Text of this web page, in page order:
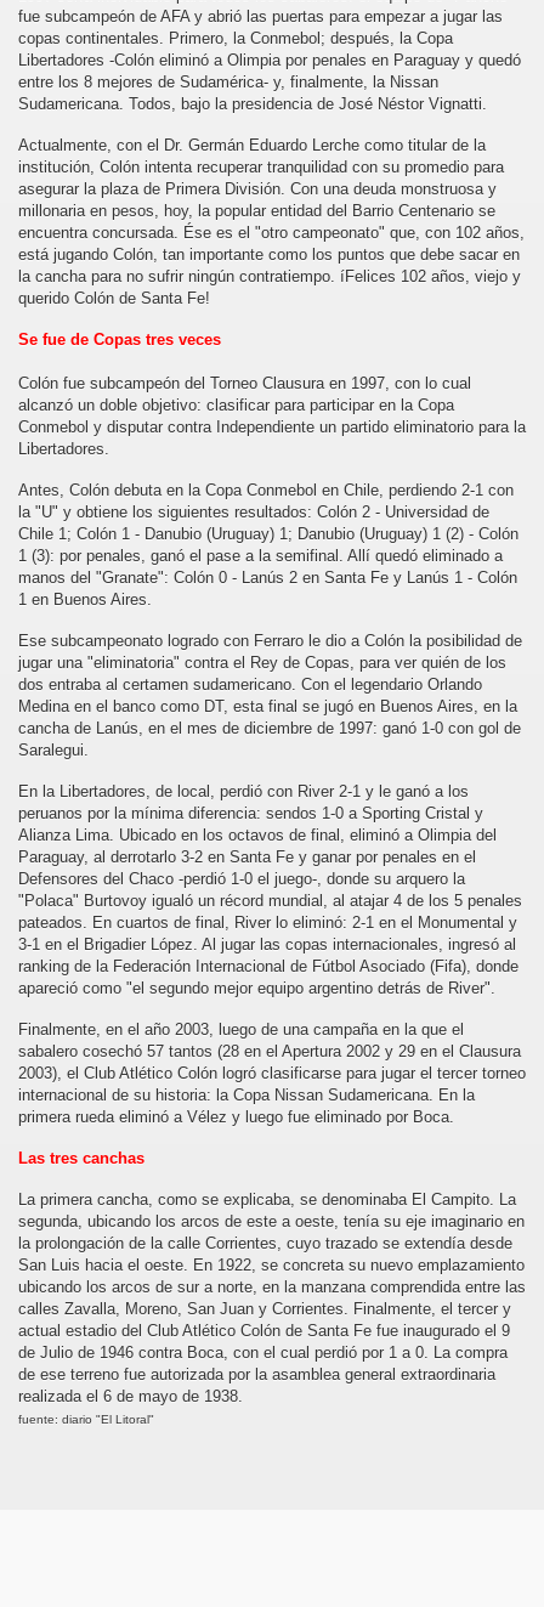
fue subcampeón de AFA y abrió las puertas para empezar a jugar las
copas continentales. Primero, la Conmebol; después, la Copa
Libertadores -Colón eliminó a Olimpia por penales en Paraguay y quedó
entre los 8 mejores de Sudamérica- y, finalmente, la Nissan
Sudamericana. Todos, bajo la presidencia de José Néstor Vignatti.
Actualmente, con el Dr. Germán Eduardo Lerche como titular de la
institución, Colón intenta recuperar tranquilidad con su promedio para
asegurar la plaza de Primera División. Con una deuda monstruosa y
millonaria en pesos, hoy, la popular entidad del Barrio Centenario se
encuentra concursada. Ése es el "otro campeonato" que, con 102 años,
está jugando Colón, tan importante como los puntos que debe sacar en
la cancha para no sufrir ningún contratiempo. íFelices 102 años, viejo y
querido Colón de Santa Fe!
Se fue de Copas tres veces
Colón fue subcampeón del Torneo Clausura en 1997, con lo cual
alcanzó un doble objetivo: clasificar para participar en la Copa
Conmebol y disputar contra Independiente un partido eliminatorio para la
Libertadores.
Antes, Colón debuta en la Copa Conmebol en Chile, perdiendo 2-1 con
la "U" y obtiene los siguientes resultados: Colón 2 - Universidad de
Chile 1; Colón 1 - Danubio (Uruguay) 1; Danubio (Uruguay) 1 (2) - Colón
1 (3): por penales, ganó el pase a la semifinal. Allí quedó eliminado a
manos del "Granate": Colón 0 - Lanús 2 en Santa Fe y Lanús 1 - Colón
1 en Buenos Aires.
Ese subcampeonato logrado con Ferraro le dio a Colón la posibilidad de
jugar una "eliminatoria" contra el Rey de Copas, para ver quién de los
dos entraba al certamen sudamericano. Con el legendario Orlando
Medina en el banco como DT, esta final se jugó en Buenos Aires, en la
cancha de Lanús, en el mes de diciembre de 1997: ganó 1-0 con gol de
Saralegui.
En la Libertadores, de local, perdió con River 2-1 y le ganó a los
peruanos por la mínima diferencia: sendos 1-0 a Sporting Cristal y
Alianza Lima. Ubicado en los octavos de final, eliminó a Olimpia del
Paraguay, al derrotarlo 3-2 en Santa Fe y ganar por penales en el
Defensores del Chaco -perdió 1-0 el juego-, donde su arquero la
"Polaca" Burtovoy igualó un récord mundial, al atajar 4 de los 5 penales
pateados. En cuartos de final, River lo eliminó: 2-1 en el Monumental y
3-1 en el Brigadier López. Al jugar las copas internacionales, ingresó al
ranking de la Federación Internacional de Fútbol Asociado (Fifa), donde
apareció como "el segundo mejor equipo argentino detrás de River".
Finalmente, en el año 2003, luego de una campaña en la que el
sabalero cosechó 57 tantos (28 en el Apertura 2002 y 29 en el Clausura
2003), el Club Atlético Colón logró clasificarse para jugar el tercer torneo
internacional de su historia: la Copa Nissan Sudamericana. En la
primera rueda eliminó a Vélez y luego fue eliminado por Boca.
Las tres canchas
La primera cancha, como se explicaba, se denominaba El Campito. La
segunda, ubicando los arcos de este a oeste, tenía su eje imaginario en
la prolongación de la calle Corrientes, cuyo trazado se extendía desde
San Luis hacia el oeste. En 1922, se concreta su nuevo emplazamiento
ubicando los arcos de sur a norte, en la manzana comprendida entre las
calles Zavalla, Moreno, San Juan y Corrientes. Finalmente, el tercer y
actual estadio del Club Atlético Colón de Santa Fe fue inaugurado el 9
de Julio de 1946 contra Boca, con el cual perdió por 1 a 0. La compra
de ese terreno fue autorizada por la asamblea general extraordinaria
realizada el 6 de mayo de 1938.
fuente: diario "El Litoral"